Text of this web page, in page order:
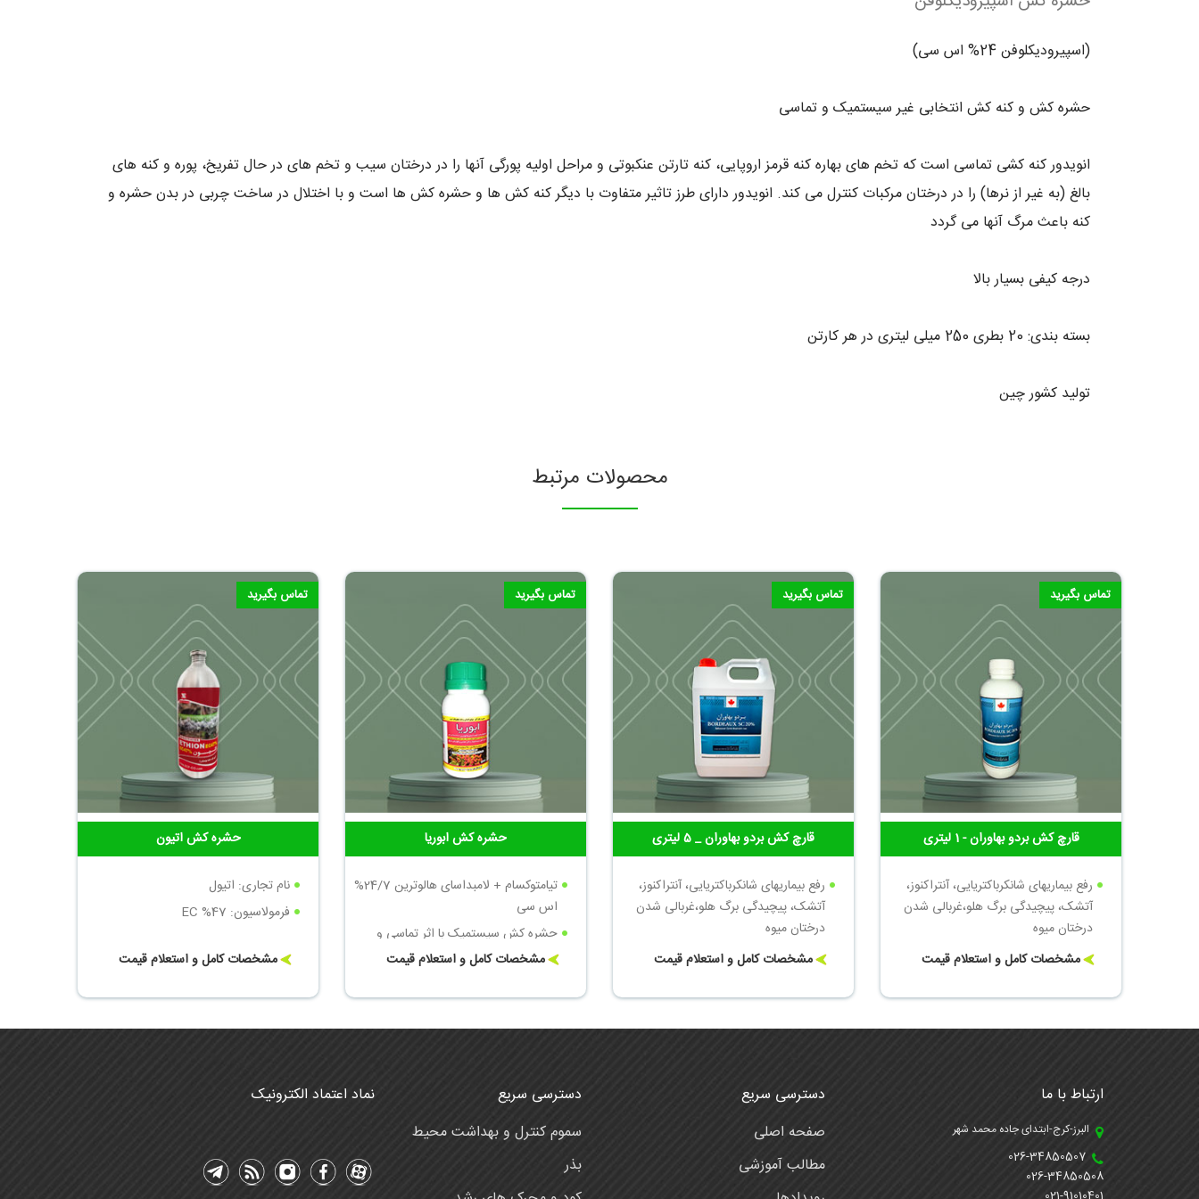
(اسپیرودیکلوفن 24% اس سی)
حشره کش و کنه کش انتخابی غیر سیستمیک و تماسی
انویدور کنه کشی تماسی است که تخم های بهاره کنه قرمز اروپایی، کنه تارتن عنکبوتی و مراحل اولیه پورگی آنها را در درختان سیب و تخم های در حال تفریخ، پوره و کنه های
بالغ (به غیر از نرها) را در درختان مرکبات کنترل می کند. انویدور دارای طرز تاثیر متفاوت با دیگر کنه کش ها و حشره کش ها است و با اختلال در ساخت چربی در بدن حشره و
کنه باعث مرگ آنها می گردد
درجه کیفی بسیار بالا
بسته بندی: 20 بطری 250 میلی لیتری در هر کارتن
تولید کشور چین
محصولات مرتبط
تماس بگیرید
قارچ کش بردو بهاوران - 1 لیتری
رفع بیماریهای شانکرباکتریایی، آنتراکنوز،
آتشک، پیچیدگی برگ هلو،غربالی شدن
درختان میوه
میزان مصرف 10-15 لیتر برای 1000 لیتر آب
مشخصات کامل و استعلام قیمت
تماس بگیرید
قارچ کش بردو بهاوران _ 5 لیتری
رفع بیماریهای شانکرباکتریایی، آنتراکنوز،
آتشک، پیچیدگی برگ هلو،غربالی شدن
درختان میوه
میزان مصرف 10-15 لیتر برای 1000 لیتر آب
مشخصات کامل و استعلام قیمت
تماس بگیرید
حشره کش ابوریا
تیامتوکسام + لامبداسای هالوترین 24/7%
اس سی
حشره کش سیستمیک با اثر تماسی و
گوارشی سریع
مشخصات کامل و استعلام قیمت
تماس بگیرید
حشره کش اتیون
نام تجاری: اتیول
فرمولاسیون: EC %47
مشخصات کامل و استعلام قیمت
ارتباط با ما
البرز-کرج-ابتدای جاده محمد شهر
026-34850507
026-34850508
دسترسی سریع
صفحه اصلی
مطالب آموزشی
دسترسی سریع
سموم کنترل و بهداشت محیط
بذر
نماد اعتماد الکترونیک